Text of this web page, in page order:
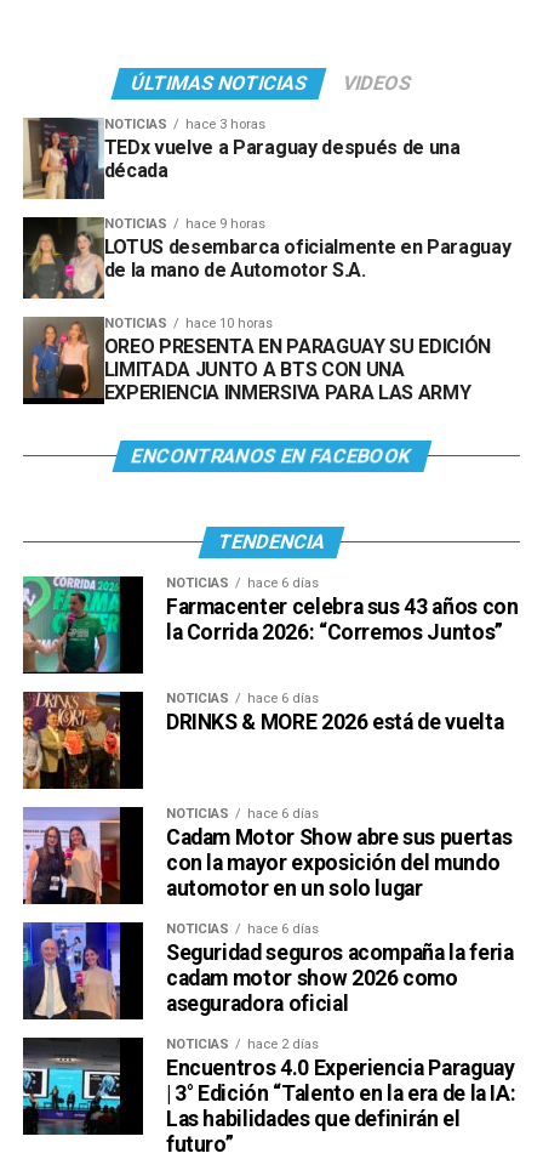
ÚLTIMAS NOTICIAS VIDEOS
NOTICIAS hace 3 horas
TEDx vuelve a Paraguay después de una
década
NOTICIAS hace 9 horas
LOTUS desembarca oficialmente en Paraguay
de la mano de Automotor S.A.
NOTICIAS hace 10 horas
OREO PRESENTA EN PARAGUAY SU EDICIÓN
LIMITADA JUNTO A BTS CON UNA
EXPERIENCIA INMERSIVA PARA LAS ARMY
ENCONTRANOS EN FACEBOOK
TENDENCIA
NOTICIAS hace 6 días
Farmacenter celebra sus 43 años con
la Corrida 2026: “Corremos Juntos”
NOTICIAS hace 6 días
DRINKS & MORE 2026 está de vuelta
NOTICIAS hace 6 días
Cadam Motor Show abre sus puertas
con la mayor exposición del mundo
automotor en un solo lugar
NOTICIAS hace 6 días
Seguridad seguros acompaña la feria
cadam motor show 2026 como
aseguradora oficial
NOTICIAS hace 2 días
Encuentros 4.0 Experiencia Paraguay
| 3° Edición “Talento en la era de la IA:
Las habilidades que definirán el
futuro”